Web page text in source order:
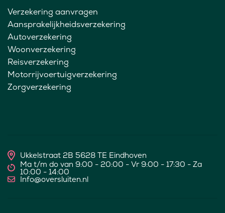
Verzekering aanvragen
Aansprakelijkheidsverzekering
Autoverzekering
Woonverzekering
Reisverzekering
Motorrijvoertuigverzekering
Zorgverzekering
Ukkelstraat 2B 5628 TE Eindhoven
Ma t/m do van 9:00 - 20:00 - Vr 9:00 - 17:30 - Za
10:00 - 14:00
Info@oversluiten.nl